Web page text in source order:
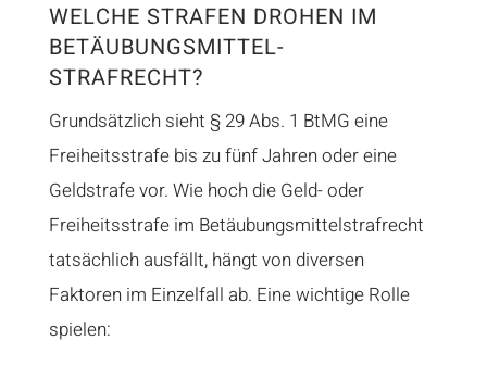
WELCHE STRAFEN DROHEN IM
BETÄUBUNGSMITTEL-
STRAFRECHT?
Grundsätzlich sieht § 29 Abs. 1 BtMG eine
Freiheitsstrafe bis zu fünf Jahren oder eine
Geldstrafe vor. Wie hoch die Geld- oder
Freiheitsstrafe im Betäubungsmittelstrafrecht
tatsächlich ausfällt, hängt von diversen
Faktoren im Einzelfall ab. Eine wichtige Rolle
spielen: